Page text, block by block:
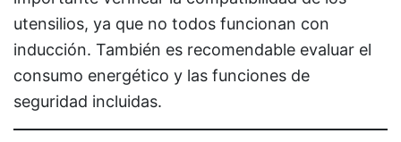
utensilios, ya que no todos funcionan con
inducción. También es recomendable evaluar el
consumo energético y las funciones de
seguridad incluidas.